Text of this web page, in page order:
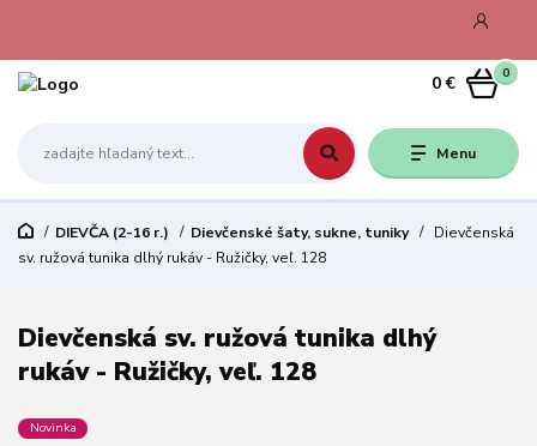
Menu
0
0 €
DIEVČA (2-16 r.) Dievčenské šaty, sukne, tuniky
Dievčenská
sv. ružová tunika dlhý rukáv - Ružičky, veľ. 128
Dievčenská sv. ružová tunika dlhý
rukáv - Ružičky, veľ. 128
Novinka